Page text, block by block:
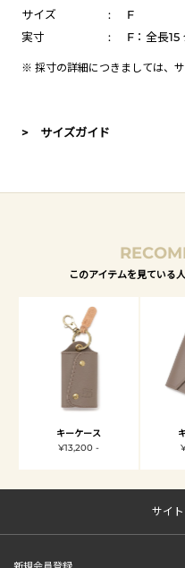
サイズ
:
F
実寸
: F：全長15
※ 採寸の詳細につきましては、
> サイズガイド
このアイテムを見ている
キーケース
¥13,200 -
サイ